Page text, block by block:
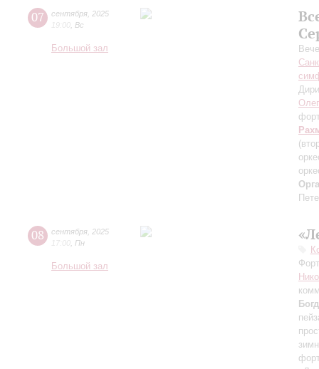
07 сентября 2025
19:00 Вс
Большой зал
08 сентября 2025
17:00 Пн
Большой зал